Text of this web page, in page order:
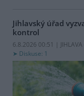
Jihlavský úřad
kontrol
6.8.2026 00:51 | JIHLAVA
Diskuse: 1